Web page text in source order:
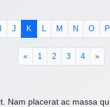
J K L M N O P
« 1 2 3 4 »
Nam placerat ac massa